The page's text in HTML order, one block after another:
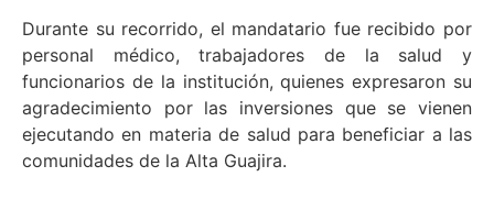
Durante su recorrido, el mandatario fue recibido por
personal médico, trabajadores de la salud y
funcionarios de la institución, quienes expresaron su
agradecimiento por las inversiones que se vienen
ejecutando en materia de salud para beneficiar a las
comunidades de la Alta Guajira.